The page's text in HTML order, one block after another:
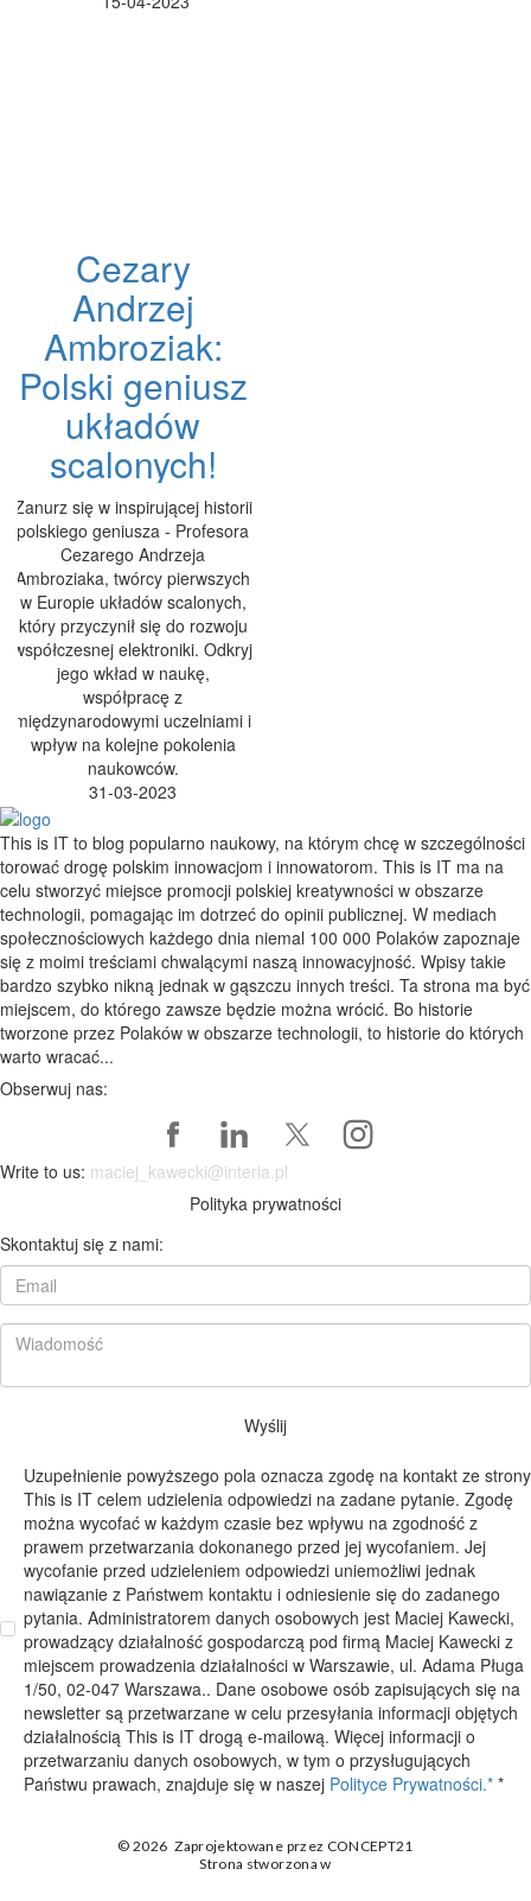
Cezary
Andrzej
Ambroziak:
Polski geniusz
układów
scalonych!
Zanurz się w inspirującej historii
polskiego geniusza - Profesora
Cezarego Andrzeja
Ambroziaka, twórcy pierwszych
w Europie układów scalonych,
który przyczynił się do rozwoju
współczesnej elektroniki. Odkryj
jego wkład w naukę,
współpracę z
międzynarodowymi uczelniami i
wpływ na kolejne pokolenia
naukowców.
31-03-2023
This is IT to blog popularno naukowy, na którym chcę w szczególności
torować drogę polskim innowacjom i innowatorom. This is IT ma na
celu stworzyć miejsce promocji polskiej kreatywności w obszarze
technologii, pomagając im dotrzeć do opinii publicznej. W mediach
społecznościowych każdego dnia niemal 100 000 Polaków zapoznaje
się z moimi treściami chwalącymi naszą innowacyjność. Wpisy takie
bardzo szybko nikną jednak w gąszczu innych treści. Ta strona ma być
miejscem, do którego zawsze będzie można wrócić. Bo historie
tworzone przez Polaków w obszarze technologii, to historie do których
warto wracać...
Obserwuj nas:
Write to us: maciej_kawecki@interia.pl
Polityka prywatności
Skontaktuj się z nami:
Wyślij
Uzupełnienie powyższego pola oznacza zgodę na kontakt ze strony
This is IT celem udzielenia odpowiedzi na zadane pytanie. Zgodę
można wycofać w każdym czasie bez wpływu na zgodność z
prawem przetwarzania dokonanego przed jej wycofaniem. Jej
wycofanie przed udzieleniem odpowiedzi uniemożliwi jednak
nawiązanie z Państwem kontaktu i odniesienie się do zadanego
pytania. Administratorem danych osobowych jest Maciej Kawecki,
prowadzący działalność gospodarczą pod firmą Maciej Kawecki z
miejscem prowadzenia działalności w Warszawie, ul. Adama Pługa
1/50, 02-047 Warszawa.. Dane osobowe osób zapisujących się na
newsletter są przetwarzane w celu przesyłania informacji objętych
działalnością This is IT drogą e-mailową. Więcej informacji o
przetwarzaniu danych osobowych, w tym o przysługujących
Państwu prawach, znajduje się w naszej Polityce Prywatności.* *
© 2026 Zaprojektowane przez CONCEPT21
Strona stworzona w